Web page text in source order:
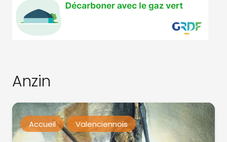
Anzin
Accueil Valenciennois